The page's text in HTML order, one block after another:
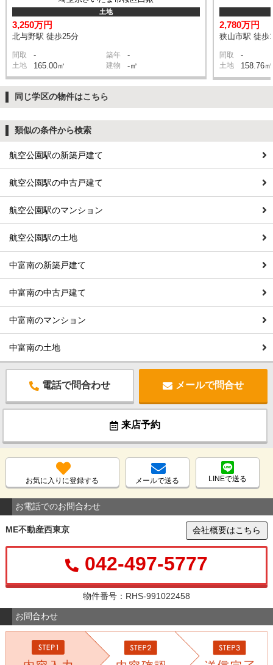
土地
3,250万円
北与野駅 徒歩25分
間取 - 築年 -
土地 165.00㎡ 建物 -㎡
2,780万円
狭山市駅 徒歩
間取 -
土地 158.76㎡
同じ学区の物件はこちら
類似の条件から検索
航空公園駅の新築戸建て
航空公園駅の中古戸建て
航空公園駅のマンション
航空公園駅の土地
中富南の新築戸建て
中富南の中古戸建て
中富南のマンション
中富南の土地
電話で問合わせ メールで問合せ
来店予約
お気に入りに登録する メールで送る LINEで送る
お電話でのお問合わせ
ME不動産西東京 会社概要はこちら
042-497-5777
物件番号：RHS-991022458
お問合わせ